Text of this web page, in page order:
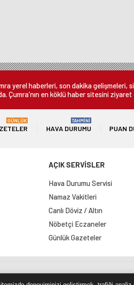
yerel haberleri, son dakika gelişmeleri,
Çumra'nın en köklü haber sitesini ziyaret
GÜNLÜK
HAVA DURUMU
TAHMİNİ
PUAN
AÇIK SERVİSLER
Hava Durumu Servisi
Namaz Vakitleri
Canlı Döviz / Altın
Nöbetçi Eczaneler
Günlük Gazeteler
Site Haritası RSS Kaynağı